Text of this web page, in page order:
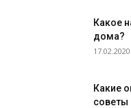
Какое
дома?
17.02.2020
Какие
советы